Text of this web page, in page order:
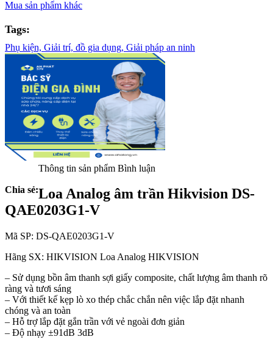
Mua sản phẩm khác
Tags:
Phụ kiện, Giải trí, đồ gia dụng, Giải pháp an ninh
Chia sẻ:
Thông tin sản phẩm Bình luận
Loa Analog âm trần Hikvision DS-
QAE0203G1-V
Mã SP: DS-QAE0203G1-V
Hãng SX: HIKVISION Loa Analog HIKVISION
– Sử dụng bồn âm thanh sợi giấy composite, chất lượng âm thanh rõ
ràng và tươi sáng
– Với thiết kế kẹp lò xo thép chắc chắn nên việc lắp đặt nhanh
chóng và an toàn
– Hỗ trợ lắp đặt gắn trần với vẻ ngoài đơn giản
– Độ nhạy ±91dB 3dB